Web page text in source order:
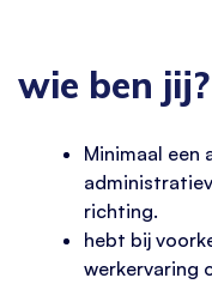
wie ben jij?
Minimaal een
richting.
hebt bij
werkervaring